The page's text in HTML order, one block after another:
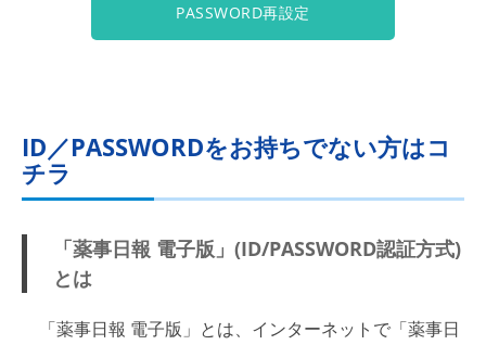
PASSWORD再設定
ID／PASSWORDをお持ちでない方はコ
チラ
「薬事日報 電子版」(ID/PASSWORD認証方式)
とは
「薬事日報 電子版」とは、インターネットで「薬事日